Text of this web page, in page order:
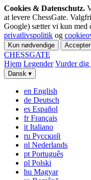
Cookies & Datenschutz.
at levere ChessGate.
Google) sætter vi kun med
privatlivspolitik og
Kun nødvendige
CHESSGATE
Hjem Legender Vurder dig
Dansk ▾
en English
de Deutsch
es Español
fr Français
it Italiano
ru Русский
nl Nederlands
pt Português
pl Polski
hu Magyar